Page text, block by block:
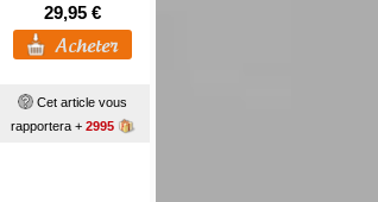
29,95 €
Cet article vous
rapportera + 2995